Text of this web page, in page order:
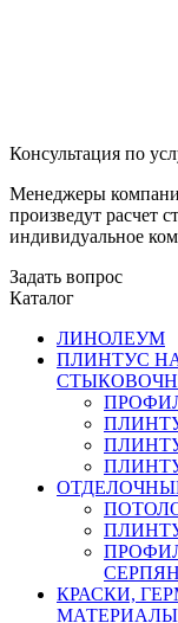
Консультация по
Менеджеры
произведут расчет
индивидуальное
Задать вопрос
Каталог
ЛИНОЛЕУМ
ПЛИНТУС
КРАСКИ,